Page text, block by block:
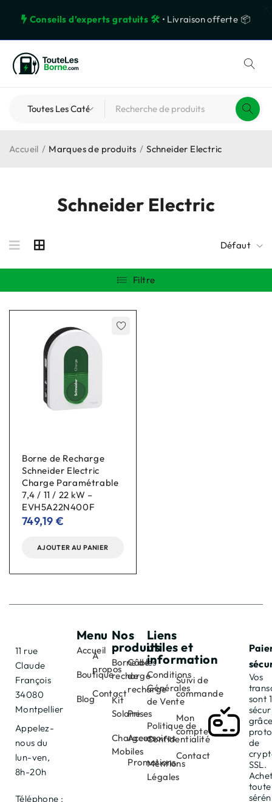
Conseils d’experts gratuits 🛠️ • Livraison offerte 📦
Schneider Electric
Accueil / Marques de produits / Schneider Electric
Défaut
Filtre
Borne de Recharge
Schneider Electric
Charge Paramétrable
7,4 / 11 / 22 kW –
EVH5A22N400F
749,19 €
AJOUTER AU PANIER
11 rue
Claude
François
34080
Montpellier
Appelez-
nous du
lun-ven,
8h-20h
Téléphone :
Menu
Accueil
Boutique
Blog
À
propos
Contact
Nos
produits
Borne de
recharge
Kit
Solaire
Chargeurs
Mobiles
Câbles
de
recharge
Prises
Accessoires
Promotions
Liens
utiles et
information
Conditions
Générales
de Vente
Politique de
Confidentialité
Mentions
Légales
Suivi de
commande
Mon
compte
Contact
Vos
sont
de
SSL.
toute